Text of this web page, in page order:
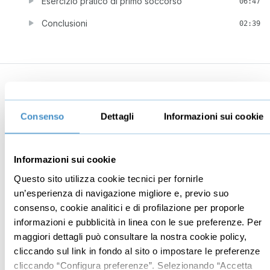
Consenso Dettagli Informazioni sui cookie
Informazioni sui cookie
Questo sito utilizza cookie tecnici per fornirle
un’esperienza di navigazione migliore e, previo suo
consenso, cookie analitici e di profilazione per proporle
informazioni e pubblicità in linea con le sue preferenze. Per
maggiori dettagli può consultare la nostra cookie policy,
cliccando sul link in fondo al sito o impostare le preferenze
cliccando “Configura preferenze”. Selezionando “Accetta
Conclusioni 02:39
Business
Mindset imprenditoriale
Imprenditoria
Risorse Umane
Vendita
Branding
Leadership
Business management
Marketing
Digital marketing
Social media manager
Google
Data analyst